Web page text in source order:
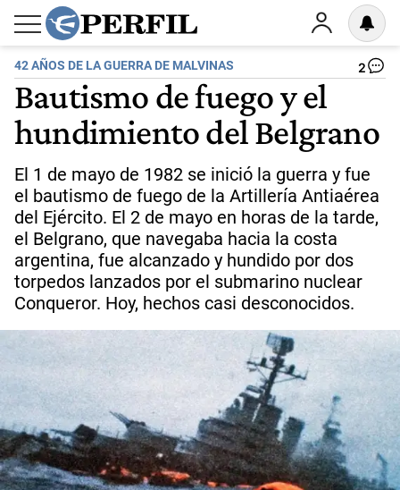
42 AÑOS DE LA GUERRA DE MALVINAS 2
Bautismo de fuego y el
hundimiento del Belgrano
El 1 de mayo de 1982 se inició la guerra y fue
el bautismo de fuego de la Artillería Antiaérea
del Ejército. El 2 de mayo en horas de la tarde,
el Belgrano, que navegaba hacia la costa
argentina, fue alcanzado y hundido por dos
torpedos lanzados por el submarino nuclear
Conqueror. Hoy, hechos casi desconocidos.